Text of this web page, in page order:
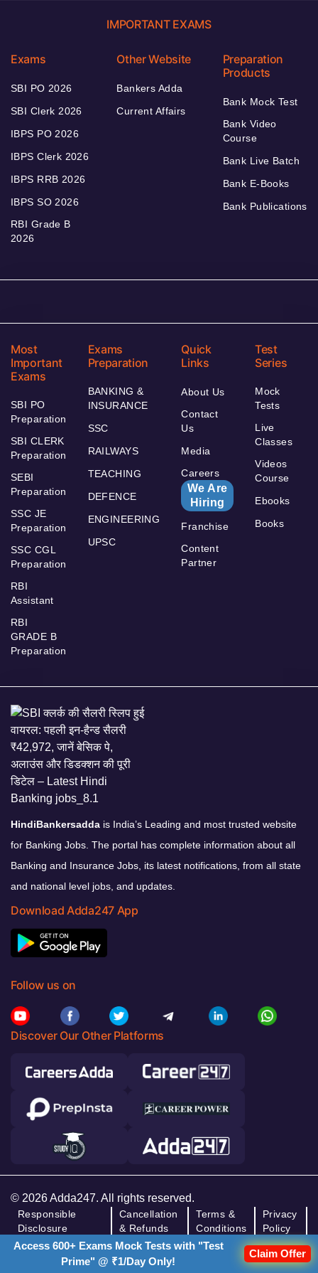
IMPORTANT EXAMS
Exams
SBI PO 2026
SBI Clerk 2026
IBPS PO 2026
IBPS Clerk 2026
IBPS RRB 2026
IBPS SO 2026
RBI Grade B
2026
Other Website
Bankers Adda
Current Affairs
Preparation
Products
Bank Mock Test
Bank Video
Course
Bank Live Batch
Bank E-Books
Bank Publications
Most
Important
Exams
SBI PO
Preparation
SBI CLERK
Preparation
SEBI
Preparation
SSC JE
Preparation
SSC CGL
Preparation
RBI
Assistant
RBI
GRADE B
Preparation
Exams
Preparation
BANKING &
INSURANCE
SSC
RAILWAYS
TEACHING
DEFENCE
ENGINEERING
UPSC
Quick
Links
About Us
Contact
Us
Media
Careers
We Are
Hiring
Franchise
Content
Partner
Test
Series
Mock
Tests
Live
Classes
Videos
Course
Ebooks
Books
HindiBankersadda is India’s Leading and most trusted website
for Banking Jobs. The portal has complete information about all
Banking and Insurance Jobs, its latest notifications, from all state
and national level jobs, and updates.
Download Adda247 App
Follow us on
Discover Our Other Platforms
© 2026 Adda247. All rights reserved.
Responsible
Disclosure
Program
Cancellation
& Refunds
Terms &
Conditions
Privacy
Policy
Access 600+ Exams Mock Tests with "Test
Prime" @ ₹1/Day Only!
Claim Offer